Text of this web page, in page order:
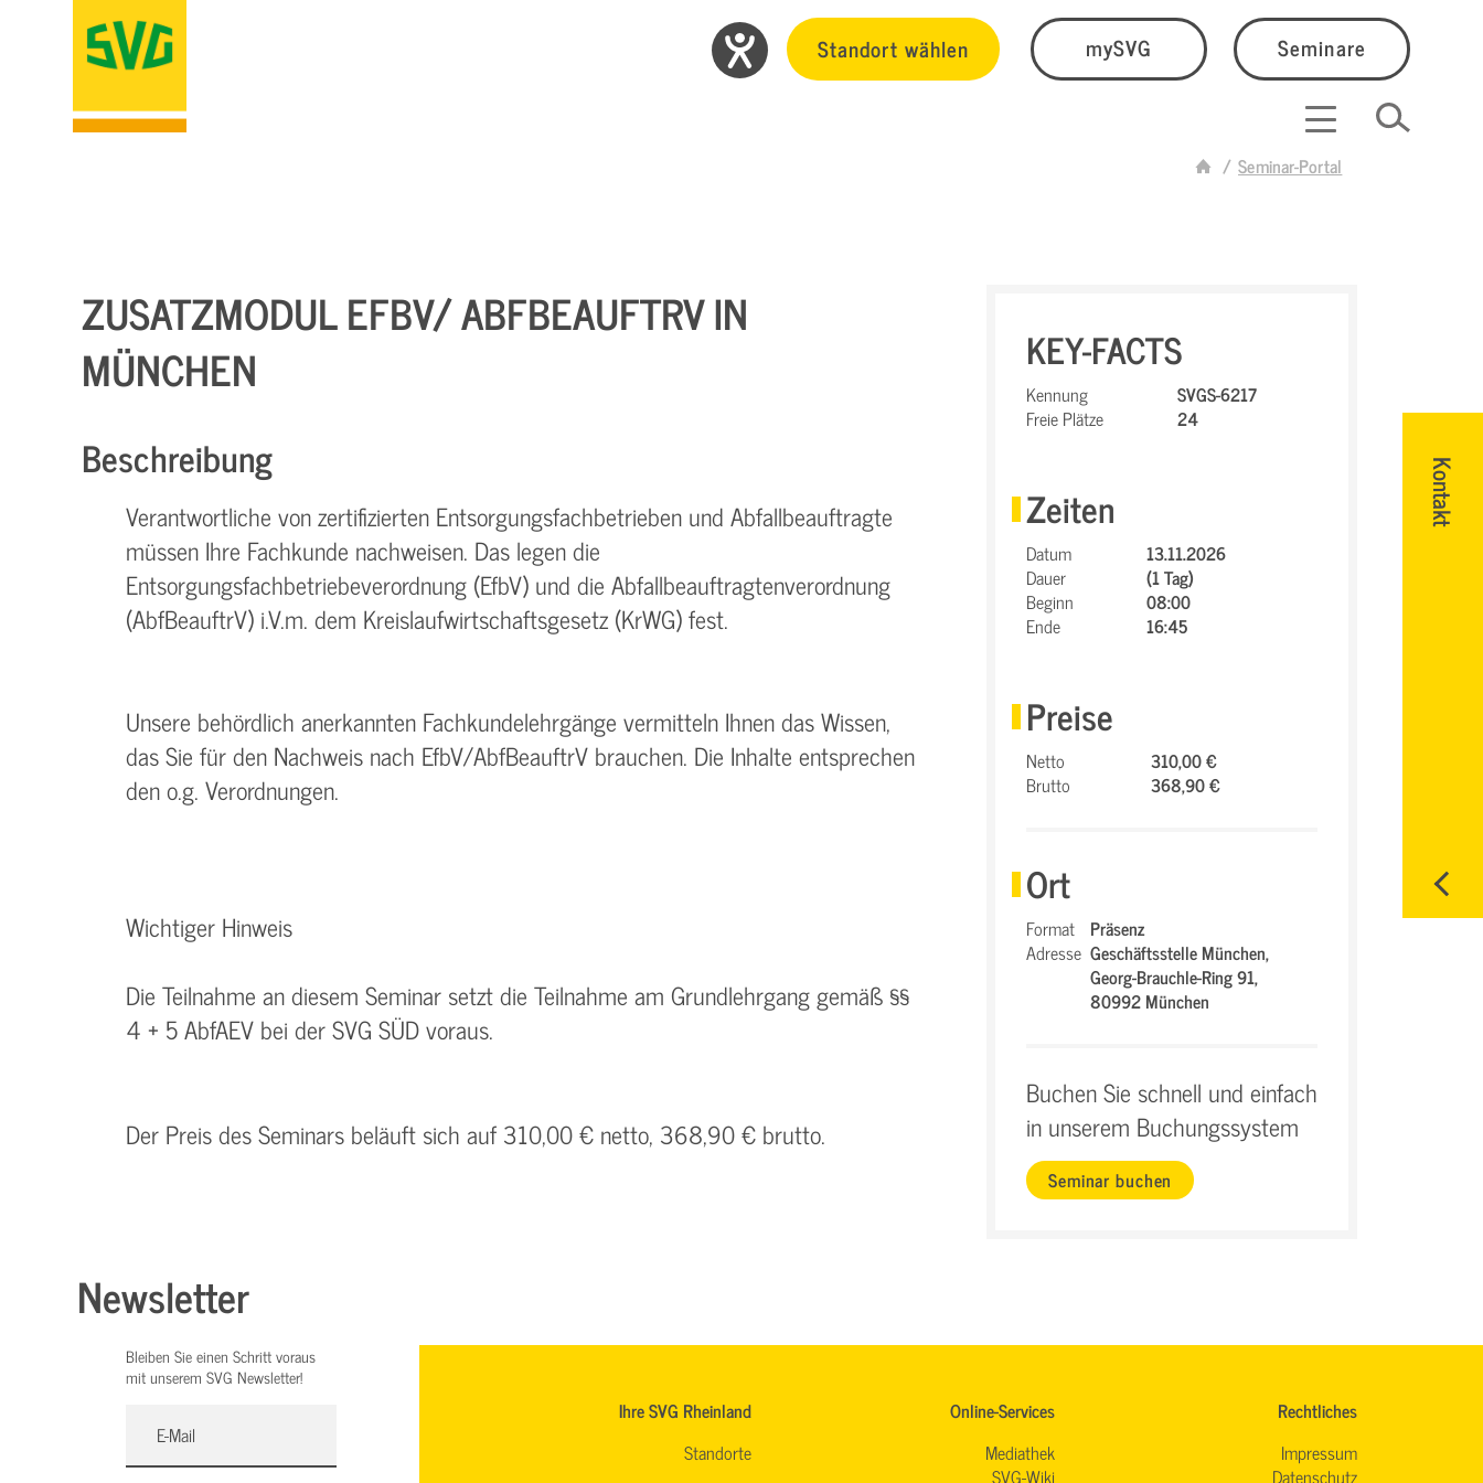
Standort wählen mySVG Seminare
Seminar-Portal
Kontakt
ZUSATZMODUL EFBV/ ABFBEAUFTRV IN
MÜNCHEN
Beschreibung
Verantwortliche von zertifizierten Entsorgungsfachbetrieben und Abfallbeauftragte
müssen Ihre Fachkunde nachweisen. Das legen die
Entsorgungsfachbetriebeverordnung (EfbV) und die Abfallbeauftragtenverordnung
(AbfBeauftrV) i.V.m. dem Kreislaufwirtschaftsgesetz (KrWG) fest.
Unsere behördlich anerkannten Fachkundelehrgänge vermitteln Ihnen das Wissen,
das Sie für den Nachweis nach EfbV/AbfBeauftrV brauchen. Die Inhalte entsprechen
den o.g. Verordnungen.
Wichtiger Hinweis
Die Teilnahme an diesem Seminar setzt die Teilnahme am Grundlehrgang gemäß §§
4 + 5 AbfAEV bei der SVG SÜD voraus.
Der Preis des Seminars beläuft sich auf 310,00 € netto, 368,90 € brutto.
KEY-FACTS
Kennung
SVGS-6217
Freie Plätze
24
Zeiten
Datum
13.11.2026
Dauer
(1 Tag)
Beginn
08:00
Ende
16:45
Preise
Netto
310,00 €
Brutto
368,90 €
Ort
Format Präsenz
Adresse Geschäftsstelle München,
Georg-Brauchle-Ring 91,
80992 München
Buchen Sie schnell und einfach
in unserem Buchungssystem
Seminar buchen
Newsletter
Bleiben Sie einen Schritt voraus
mit unserem SVG Newsletter!
Ihre SVG Rheinland
Standorte
Online-Services
Mediathek
SVG-Wiki
Rechtliches
Impressum
Datenschutz